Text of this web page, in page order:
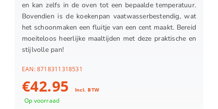
en kan zelfs in de oven tot een bepaalde temperatuur.
Bovendien is de koekenpan vaatwasserbestendig, wat
het schoonmaken een fluitje van een cent maakt. Bereid
moeiteloos heerlijke maaltijden met deze praktische en
stijlvolle pan!
EAN:8718311318531
€42.95 Incl. BTW
Op voorraad